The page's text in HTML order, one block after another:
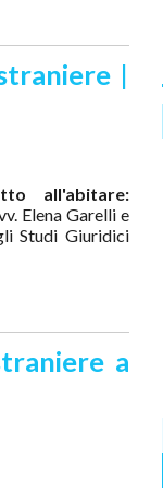
|
all'abitare:
Elena Garelli e
Studi Giuridici
a